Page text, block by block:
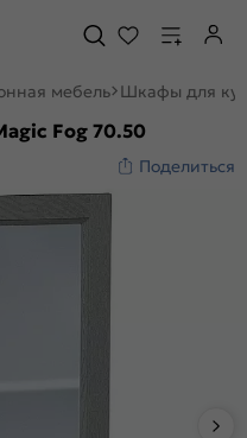
мебель Шкафы для
Fog 70.50
Поделиться